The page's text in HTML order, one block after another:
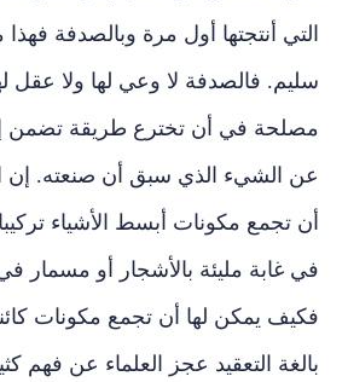
التي أنتجتها أول مرة وبالصدفة فهذا
سليم. فالصدفة لا وعي لها ولا عقل
مصلحة في أن تخترع طريقة تضمن
عن الشيء الذي سبق أن صنعته. إن
أن تجمع مكونات أبسط الأشياء
في غابة مليئة بالأشجار أو مسمار
فكيف يمكن لها أن تجمع مكونات
بالغة التعقيد عجز العلماء عن فهم